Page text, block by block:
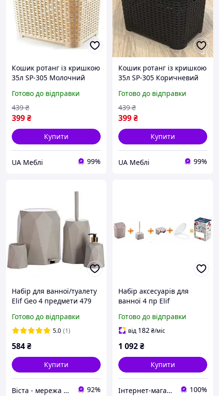
Кошик ротанг із кришкою
35л SP-305 Молочний
Готово до відправки
399₴
439 ₴
Купити
UA Меблі 99%
Кошик ротанг із кришкою
35л SP-305 Коричневий
Готово до відправки
399₴
439 ₴
Купити
UA Меблі 99%
Набір для ванної/туалету
Elif Geo 4 предмети 479
Готово до відправки
5.0 (1)
584₴
Купити
Віста - мережа будівельно-господарчих маркетів 92%
Набір аксесуарів для
ванної 4 пр Elif
Готово до відправки
від 182₴/міс
1 092₴
Купити
Інтернет-магазин "iSklad" 100%